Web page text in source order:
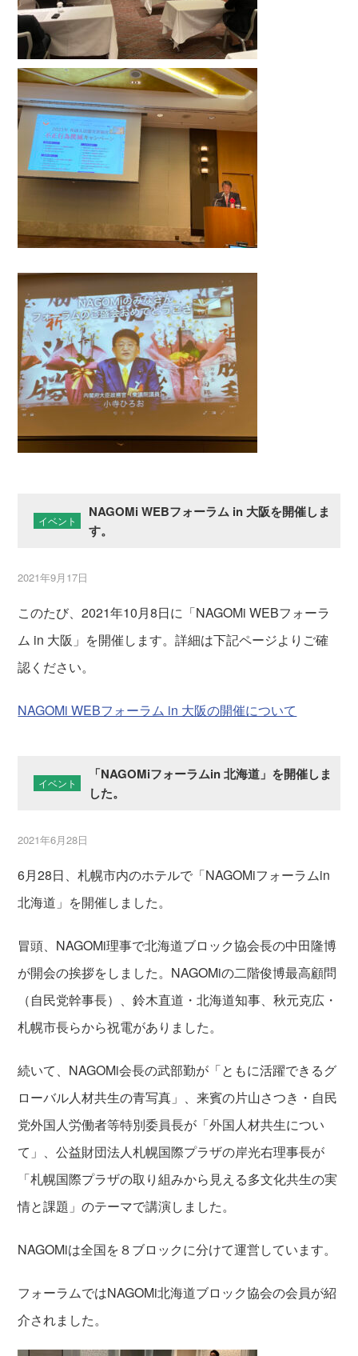
イベント
NAGOMi WEBフォーラム in 大阪を開催しま
す。
2021年9月17日
このたび、2021年10月8日に「NAGOMi WEBフォーラ
ム in 大阪」を開催します。詳細は下記ページよりご確
認ください。
NAGOMi WEBフォーラム in 大阪の開催について
イベント
「NAGOMiフォーラムin 北海道」を開催しま
した。
2021年6月28日
6月28日、札幌市内のホテルで「NAGOMiフォーラムin
北海道」を開催しました。
冒頭、NAGOMi理事で北海道ブロック協会長の中田隆博
が開会の挨拶をしました。NAGOMiの二階俊博最高顧問
（自民党幹事長）、鈴木直道・北海道知事、秋元克広・
札幌市長らから祝電がありました。
続いて、NAGOMi会長の武部勤が「ともに活躍できるグ
ローバル人材共生の青写真」、来賓の片山さつき・自民
党外国人労働者等特別委員長が「外国人材共生につい
て」、公益財団法人札幌国際プラザの岸光右理事長が
「札幌国際プラザの取り組みから見える多文化共生の実
情と課題」のテーマで講演しました。
NAGOMiは全国を８ブロックに分けて運営しています。
フォーラムではNAGOMi北海道ブロック協会の会員が紹
介されました。